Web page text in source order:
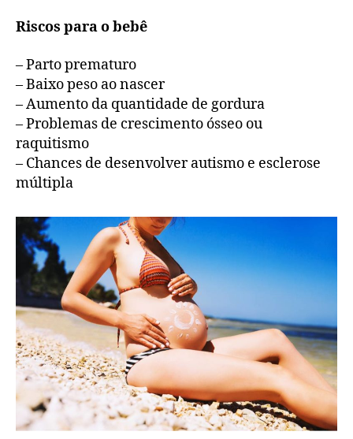
Riscos para o bebê
– Parto prematuro
– Baixo peso ao nascer
– Aumento da quantidade de gordura
– Problemas de crescimento ósseo ou
raquitismo
– Chances de desenvolver autismo e esclerose
múltipla